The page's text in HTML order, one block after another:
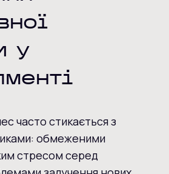
у
часто стикається з
обмеженими
стресом серед